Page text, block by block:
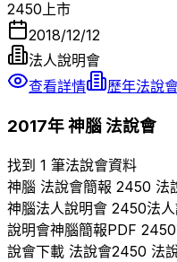
2450 上市
2018/12/12
法人說明會
查看詳情
歷年法說
2017年神腦法說會
找到 1 筆法說會資料
神腦 法說會簡報 2450 法
神腦法人說明會 2450法
說明會神腦簡報PDF 2450
說會下載 法說會2450 法